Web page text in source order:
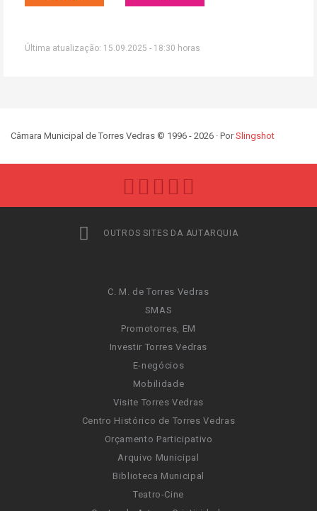
Última atualização: 15.09.2025 - 18:30 horas
Câmara Municipal de Torres Vedras © 1996 - 2026 · PorSlingshot
OUTROS SITES DA AUTARQUIA
C. M. de Torres Vedras
SMAS
Promotorres, EM
Investir Torres Vedras
E-negócios
Mobilidade
Visite Torres Vedras
Centro Histórico de Torres Vedras
Orçamento Participativo
Arquivo Municipal
Biblioteca Municipal
Teatro-Cine